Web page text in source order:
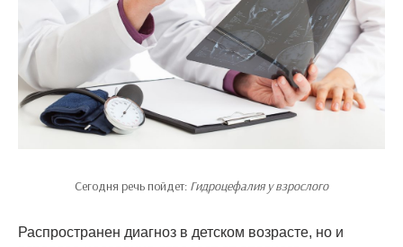
Сегодня речь пойдет: Гидроцефалия у взрослого
Распространен диагноз в детском возрасте, но и